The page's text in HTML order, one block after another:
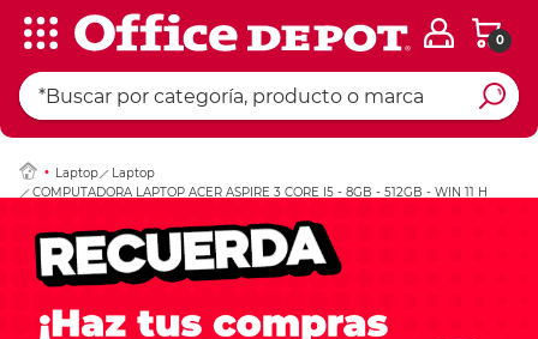
0
Laptop
Laptop
COMPUTADORA LAPTOP ACER ASPIRE 3 CORE I5 - 8GB - 512GB - WIN 11 H
Ingresar Codigo